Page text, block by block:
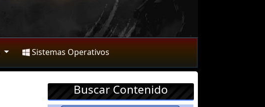
Sistemas Operativos
Buscar Contenido